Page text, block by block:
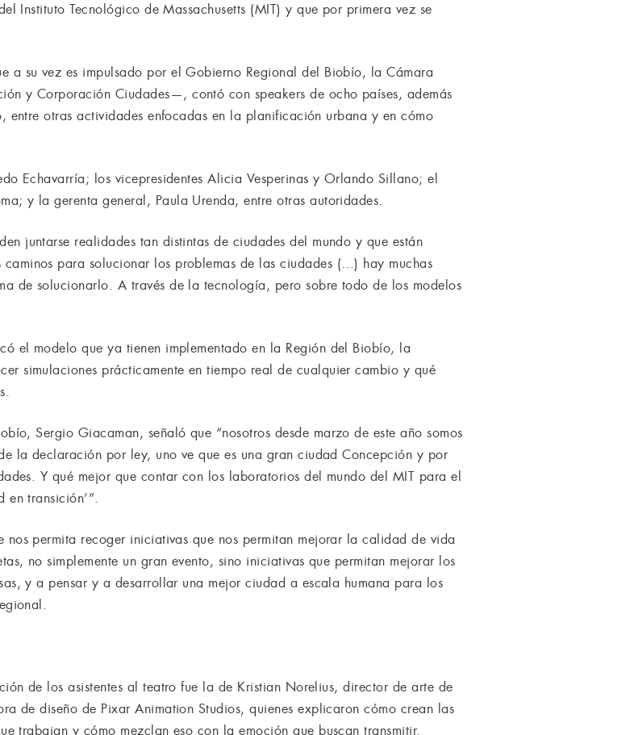
Instituto Tecnológico de Massachusetts (MIT) y que por primera vez se
su vez es impulsado por el Gobierno Regional del Biobío, la Cámara
y Corporación Ciudades—, contó con speakers de ocho países, además
entre otras actividades enfocadas en la planificación urbana y en cómo
Echavarría; los vicepresidentes Alicia Vesperinas y Orlando Sillano; el
y la gerenta general, Paula Urenda, entre otras autoridades.
juntarse realidades tan distintas de ciudades del mundo y que están
para solucionar los problemas de las ciudades (…) hay muchas
de solucionarlo. A través de la tecnología, pero sobre todo de los modelos
el modelo que ya tienen implementado en la Región del Biobío, la
simulaciones prácticamente en tiempo real de cualquier cambio y qué
Sergio Giacaman, señaló que “nosotros desde marzo de este año somos
la declaración por ley, uno ve que es una gran ciudad Concepción y por
Y qué mejor que contar con los laboratorios del mundo del MIT para el
en transición’”.
nos permita recoger iniciativas que nos permitan mejorar la calidad de vida
no simplemente un gran evento, sino iniciativas que permitan mejorar los
y a pensar y a desarrollar una mejor ciudad a escala humana para los
de los asistentes al teatro fue la de Kristian Norelius, director de arte de
de diseño de Pixar Animation Studios, quienes explicaron cómo crean las
trabajan y cómo mezclan eso con la emoción que buscan transmitir.